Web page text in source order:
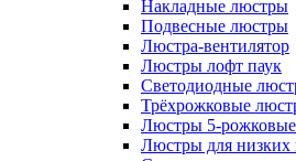
Накладные люстры
Подвесные люстры
Люстра-вентилятор
Люстры лофт паук
Светодиодные
Трёхрожковые
Люстры 5-рожковые
Люстры для низких